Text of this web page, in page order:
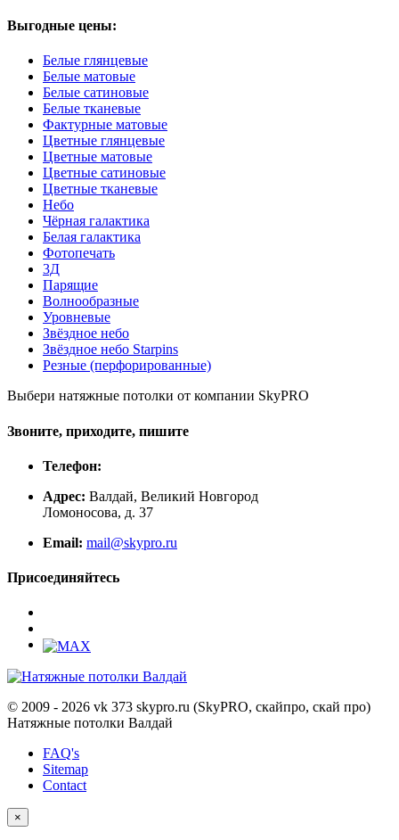
Выгодные цены:
Белые глянцевые
Белые матовые
Белые сатиновые
Белые тканевые
Фактурные матовые
Цветные глянцевые
Цветные матовые
Цветные сатиновые
Цветные тканевые
Небо
Чёрная галактика
Белая галактика
Фотопечать
3Д
Парящие
Волнообразные
Уровневые
Звёздное небо
Звёздное небо Starpins
Резные (перфорированные)
Выбери натяжные потолки от компании SkyPRO
Звоните, приходите, пишите
Телефон:
Адрес: Валдай, Великий Новгород
Ломоносова, д. 37
Email: mail@skypro.ru
Присоединяйтесь
© 2009 - 2026 vk 373 skypro.ru (SkyPRO, скайпро, скай про)
Натяжные потолки Валдай
FAQ's
Sitemap
Contact
×